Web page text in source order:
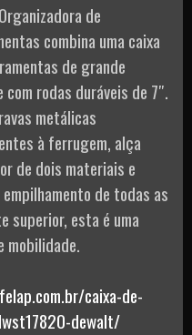
de
combina uma caixa
de grande
com rodas duráveis de 7″.
metálicas
à ferrugem, alça
de dois materiais e
de todas as
superior, esta é uma
caixa-de-
dewalt/